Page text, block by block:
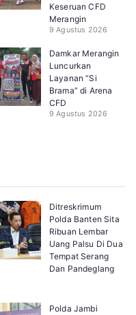
Keseruan CFD
Merangin
9 Agustus 2026
Damkar Merangin
Luncurkan
Layanan “Si
Brama” di Arena
CFD
9 Agustus 2026
Ditreskrimum
Polda Banten Sita
Ribuan Lembar
Uang Palsu Di Dua
Tempat Serang
Dan Pandeglang
Polda Jambi